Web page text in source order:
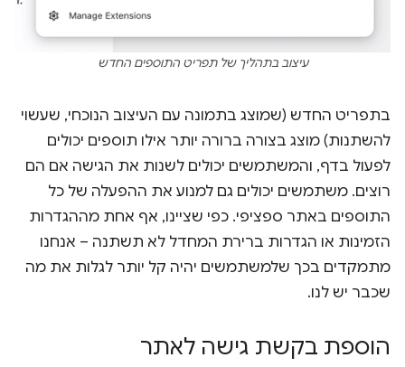
עיצוב בתהליך של תפריט התוספים החדש
בתפריט החדש (שמוצג בתמונה עם העיצוב הנוכחי, שעשוי
להשתנות) מוצג בצורה ברורה יותר אילו תוספים יכולים
לפעול בדף, והמשתמשים יכולים לשנות את הגישה אם הם
רוצים. משתמשים יכולים גם למנוע את ההפעלה של כל
התוספים באתר ספציפי. כפי שציינו, אף אחת מההגדרות
הזמינות או הגדרות ברירת המחדל לא תשתנה – אנחנו
מתמקדים בכך שלמשתמשים יהיה קל יותר לגלות את מה
שכבר יש לנו.
הוספת בקשת גישה לאתר